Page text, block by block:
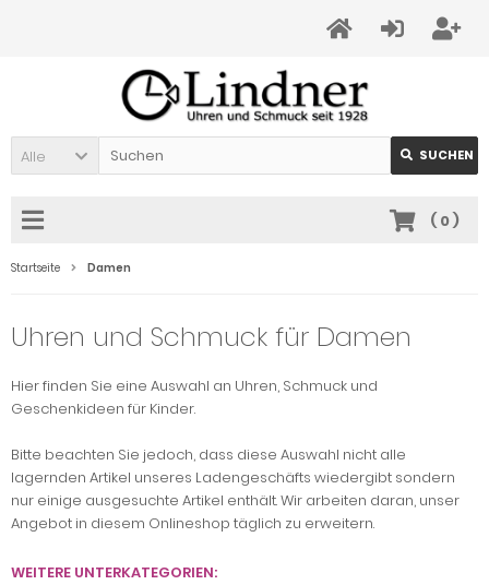
Alle SUCHEN
( 0)
Startseite Damen
Uhren und Schmuck für Damen
Hier finden Sie eine Auswahl an Uhren, Schmuck und
Geschenkideen für Kinder.
Bitte beachten Sie jedoch, dass diese Auswahl nicht alle
lagernden Artikel unseres Ladengeschäfts wiedergibt sondern
nur einige ausgesuchte Artikel enthält. Wir arbeiten daran, unser
Angebot in diesem Onlineshop täglich zu erweitern.
WEITERE UNTERKATEGORIEN: